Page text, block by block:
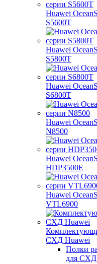
Huawei
S5600T
Huawei
S5800T
Huawei
S6800T
Huawei
N8500
Huawei
HDP3500E
Huawei
VTL6900
СХД Huawei
Полки
для СХД